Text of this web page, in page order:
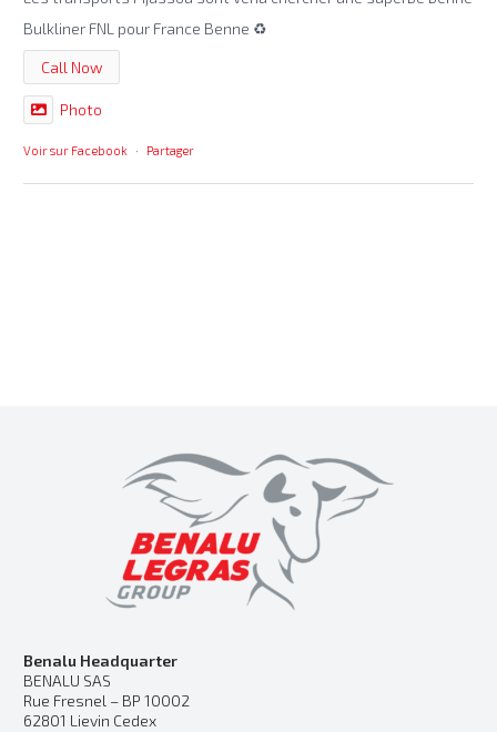
Bulkliner FNL pour France Benne ♻️
Call Now
Photo
Voir sur Facebook · Partager
Benalu Headquarter
BENALU SAS
Rue Fresnel – BP 10002
62801 Lievin Cedex